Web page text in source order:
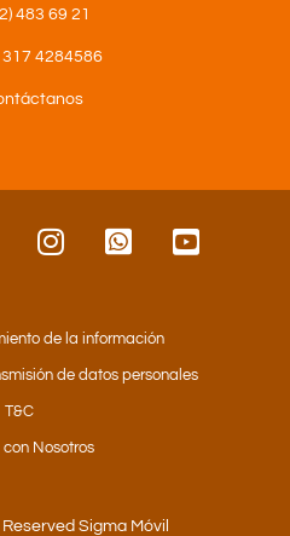
483 69 21
317 4284586
de la información
de datos personales
T&C
Nosotros
Sigma Móvil